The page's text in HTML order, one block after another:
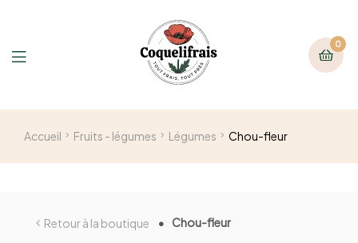
0
Accueil Fruits - légumes Légumes Chou-fleur
Retour à la boutique Chou-fleur